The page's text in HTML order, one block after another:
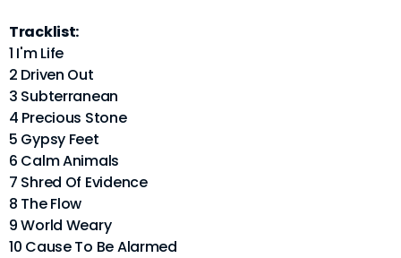
Tracklist:
1 I'm Life
2 Driven Out
3 Subterranean
4 Precious Stone
5 Gypsy Feet
6 Calm Animals
7 Shred Of Evidence
8 The Flow
9 World Weary
10 Cause To Be Alarmed